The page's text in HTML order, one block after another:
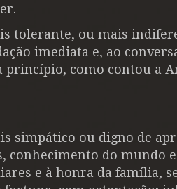
tolerante, ou mais
imediata e, ao
como contou a
simpático ou digno de
do mundo
e à honra da família,